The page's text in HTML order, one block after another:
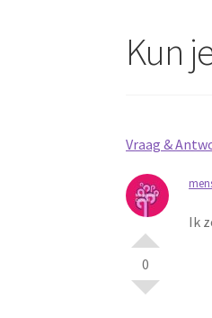
Kun
Vraag &
0
Ik